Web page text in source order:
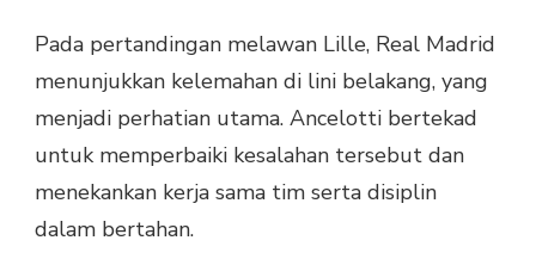
Pada pertandingan melawan Lille, Real Madrid
menunjukkan kelemahan di lini belakang, yang
menjadi perhatian utama. Ancelotti bertekad
untuk memperbaiki kesalahan tersebut dan
menekankan kerja sama tim serta disiplin
dalam bertahan.